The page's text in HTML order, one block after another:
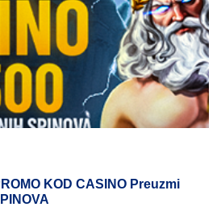
KOD CASINO Preuzmi